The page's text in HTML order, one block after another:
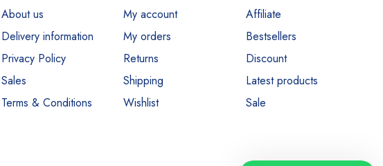
About us
Delivery information
Privacy Policy
Sales
Terms & Conditions
My account
My orders
Returns
Shipping
Wishlist
Affiliate
Bestsellers
Discount
Latest products
Sale
Our customer support team is here
anything!
Hi, how can I help?